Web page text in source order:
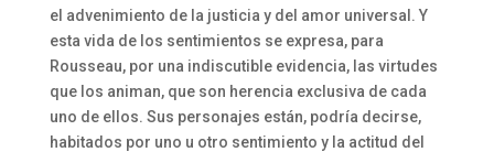
el advenimiento de la justicia y del amor universal. Y
esta vida de los sentimientos se expresa, para
Rousseau, por una indiscutible evidencia, las virtudes
que los animan, que son herencia exclusiva de cada
uno de ellos. Sus personajes están, podría decirse,
habitados por uno u otro sentimiento y la actitud del